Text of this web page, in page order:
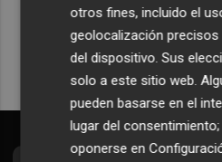
Quiero
otros fines, incluido el
geolocalización
del dispositivo. Sus
solo a este sitio web.
pueden basarse en el
lugar del
oponerse en